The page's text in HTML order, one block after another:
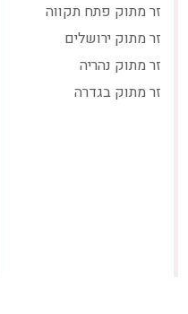
זר מתוק פתח תקווה
זר מתוק ירושלים
זר מתוק נהריה
זר מתוק בגדרה